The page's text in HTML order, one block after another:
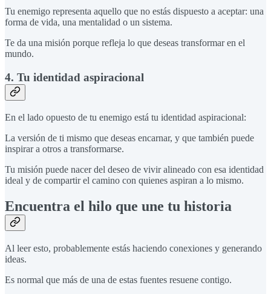
Tu enemigo representa aquello que no estás dispuesto a aceptar: una
forma de vida, una mentalidad o un sistema.
Te da una misión porque refleja lo que deseas transformar en el
mundo.
4. Tu identidad aspiracional
En el lado opuesto de tu enemigo está tu identidad aspiracional:
La versión de ti mismo que deseas encarnar, y que también puede
inspirar a otros a transformarse.
Tu misión puede nacer del deseo de vivir alineado con esa identidad
ideal y de compartir el camino con quienes aspiran a lo mismo.
Encuentra el hilo que une tu historia
Al leer esto, probablemente estás haciendo conexiones y generando
ideas.
Es normal que más de una de estas fuentes resuene contigo.